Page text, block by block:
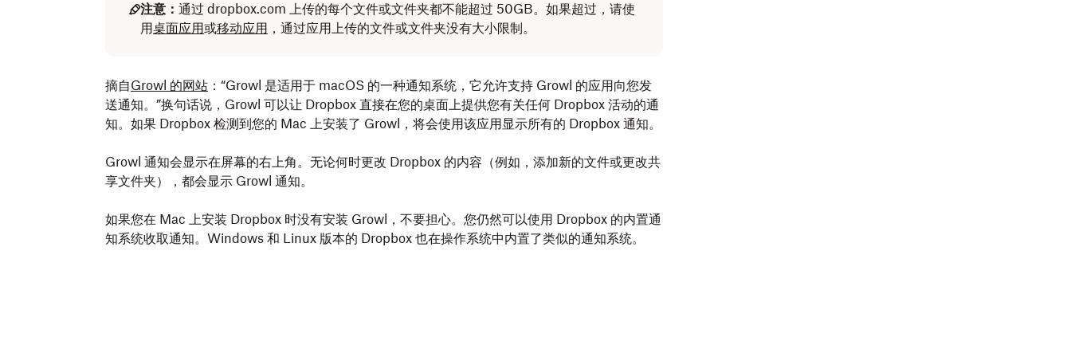
注意： 通过 dropbox.com 上传的每个文件或文件夹都不能超过 50GB。如果超过，请使
用桌面应用或移动应用 ，通过应用上传的文件或文件夹没有大小限制。
从您的电脑添加文件：
打开访达 (Mac) 或文件资源管理器 (Windows)。
转到Dropbox 文件夹。
将文件复制并粘贴到或拖放 到 Dropbox 文件夹。
将文件添加到 Dropbox 文件夹后，它们就会上传到 Dropbox。当文件的文件图标上显示绿色勾号图
标时，就表示文件已成功上传到 Dropbox。
从手机或平板电脑添加文件：
在手机或平板电脑上打开 Dropbox 应用。
点按
（添加）。
点按创建或上传文件 。
点按上传文件。
摘自Growl 的网站 ：“Growl 是适用于 macOS 的一种通知系统，它允许支持 Growl 的应用向您发
送通知。”换句话说，Growl 可以让 Dropbox 直接在您的桌面上提供您有关任何 Dropbox 活动的通
知。如果 Dropbox 检测到您的 Mac 上安装了 Growl，将会使用该应用显示所有的 Dropbox 通知。
Growl 通知会显示在屏幕的右上角。无论何时更改 Dropbox 的内容（例如，添加新的文件或更改共
享文件夹），都会显示 Growl 通知。
如果您在 Mac 上安装 Dropbox 时没有安装 Growl，不要担心。您仍然可以使用 Dropbox 的内置通
知系统收取通知。Windows 和 Linux 版本的 Dropbox 也在操作系统中内置了类似的通知系统。